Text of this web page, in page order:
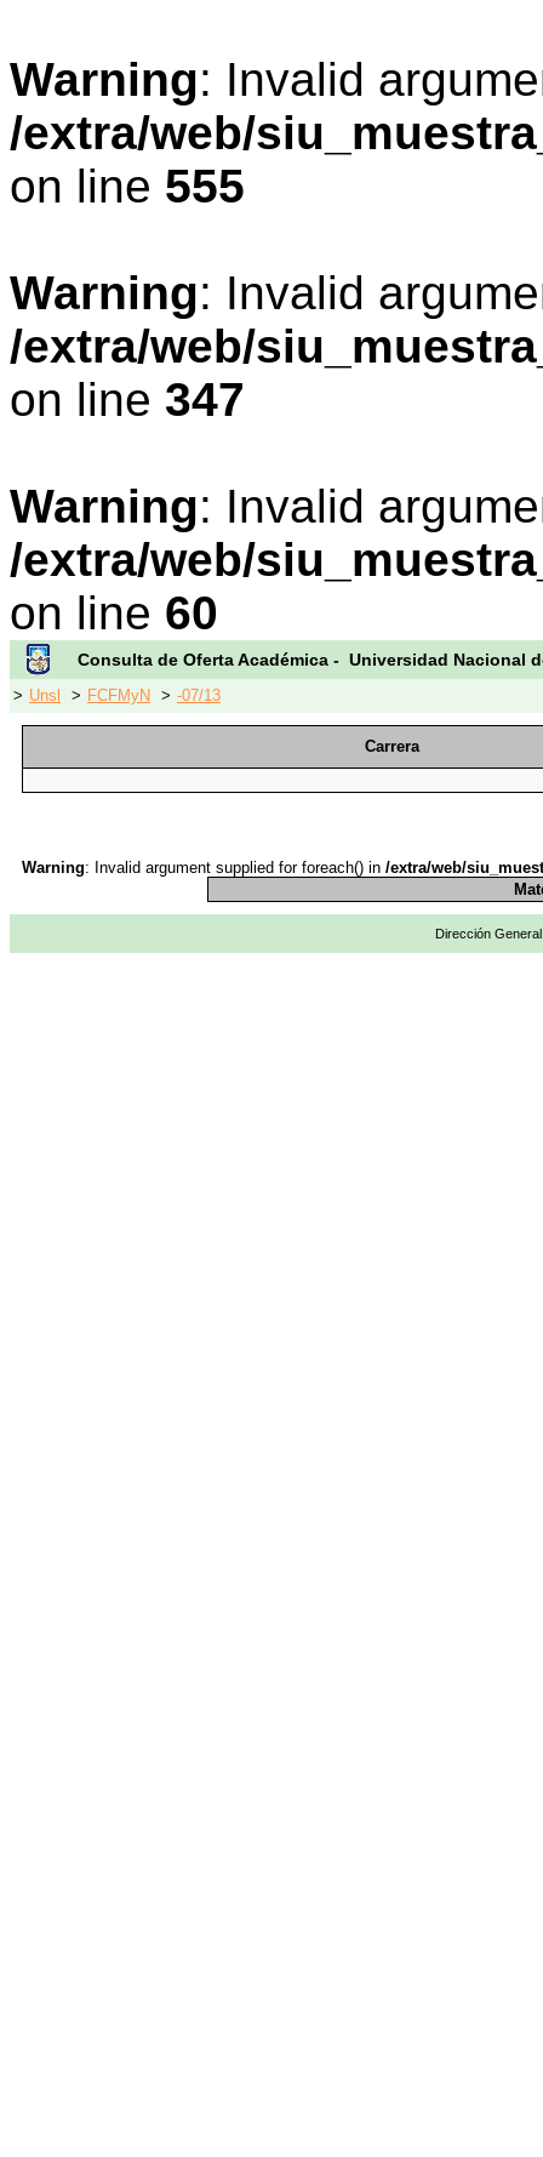
Warning: Invalid
/extra/web/
on line 555
Warning: Invalid
/extra/web/
on line 347
Warning: Invalid
/extra/web/
on line 60
Consulta de Oferta Académica - Universidad Nacional
> Unsl > FCFMyN > -07/13
Carrera
Warning: Invalid argument supplied for foreach() in /extra/web/
Dirección